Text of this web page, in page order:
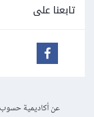
تابعنا على
عن أكاديمية حسوب